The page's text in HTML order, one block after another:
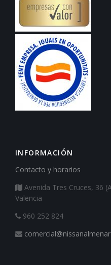
INFORMACIÓN
Contacto y horarios
Avenida Tres Cruces, 36
Valencia
960 252 824